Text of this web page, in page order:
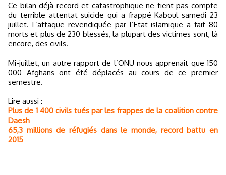
Ce bilan déjà record et catastrophique ne tient pas compte
du terrible attentat suicide qui a frappé Kaboul samedi 23
juillet. L’attaque revendiquée par l’Etat islamique a fait 80
morts et plus de 230 blessés, la plupart des victimes sont, là
encore, des civils.
Mi-juillet, un autre rapport de l’ONU nous apprenait que 150
000 Afghans ont été déplacés au cours de ce premier
semestre.
Lire aussi :
Plus de 1 400 civils tués par les frappes de la coalition contre
Daesh
65,3 millions de réfugiés dans le monde, record battu en
2015